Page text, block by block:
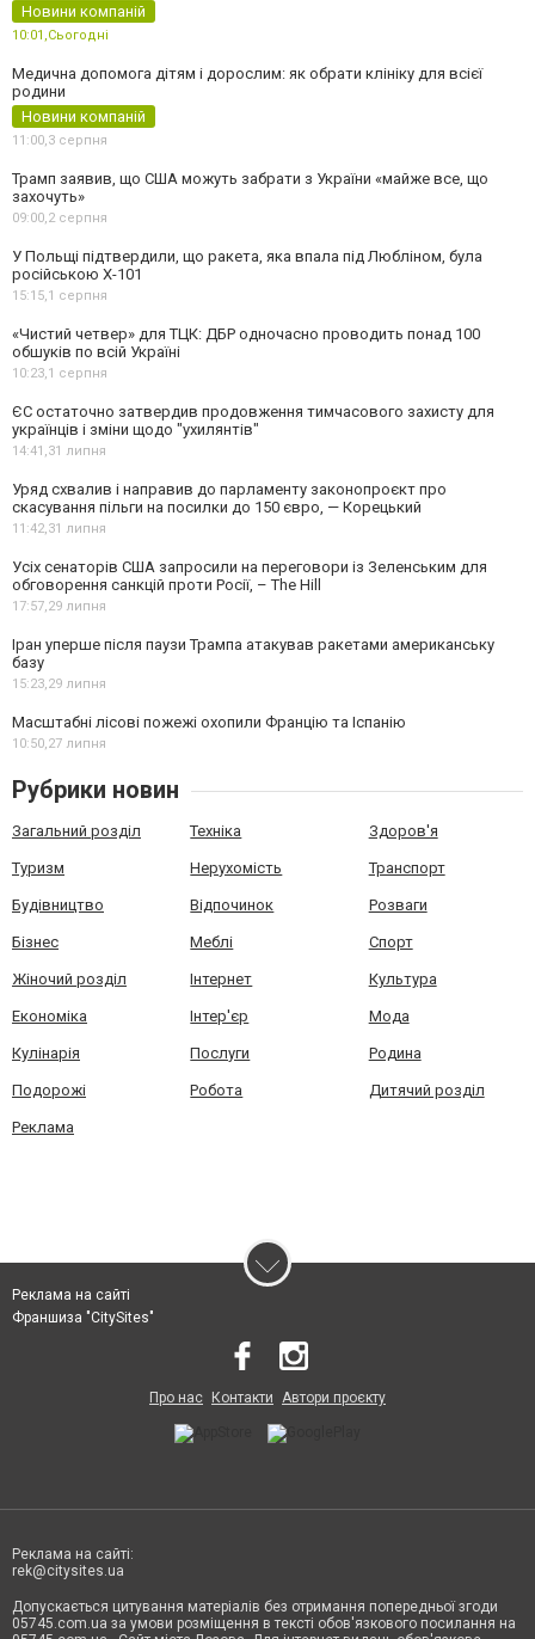
Новини компаній
10:01, Сьогодні
Медична допомога дітям і дорослим: як обрати клініку для всієї
родини
Новини компаній
11:00, 3 серпня
Трамп заявив, що США можуть забрати з України «майже все, що
захочуть»
09:00, 2 серпня
У Польщі підтвердили, що ракета, яка впала під Любліном, була
російською Х-101
15:15, 1 серпня
«Чистий четвер» для ТЦК: ДБР одночасно проводить понад 100
обшуків по всій Україні
10:23, 1 серпня
ЄС остаточно затвердив продовження тимчасового захисту для
українців і зміни щодо "ухилянтів"
14:41, 31 липня
Уряд схвалив і направив до парламенту законопроєкт про
скасування пільги на посилки до 150 євро, — Корецький
11:42, 31 липня
Усіх сенаторів США запросили на переговори із Зеленським для
обговорення санкцій проти Росії, – The Hill
17:57, 29 липня
Іран уперше після паузи Трампа атакував ракетами американську
базу
15:23, 29 липня
Масштабні лісові пожежі охопили Францію та Іспанію
10:50, 27 липня
Рубрики новин
Загальний розділ Техніка Здоров'я
Туризм Нерухомість Транспорт
Будівництво Відпочинок Розваги
Бізнес Меблі Спорт
Жіночий розділ Інтернет Культура
Економіка Інтер'єр Мода
Кулінарія Послуги Родина
Подорожі Робота Дитячий розділ
Реклама
Реклама на сайті
Франшиза "CitySites"
Про нас Контакти Автори проєкту
Реклама на сайті:
rek@citysites.ua
Допускається цитування матеріалів без отримання попередньої згоди
05745.com.ua за умови розміщення в тексті обов'язкового посилання на